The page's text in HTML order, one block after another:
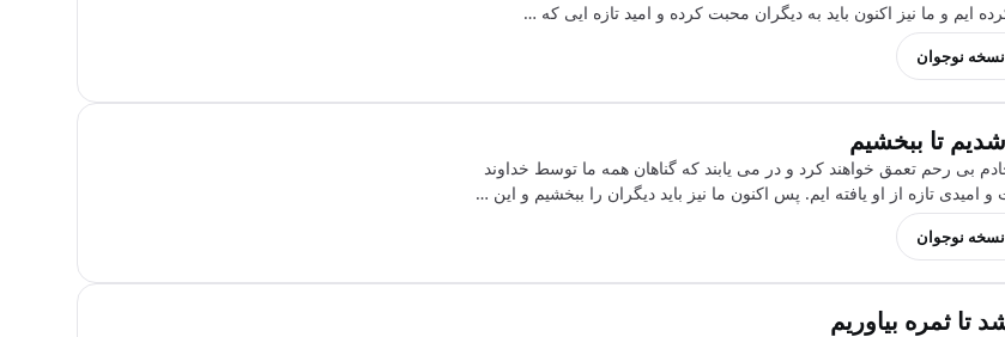
ایم و ما نیز اکنون باید به دیگران محبت کرده و امید تازه ایی که …
نسخه نوجوان
تا ببخشیم
بی رحم تعمق خواهند کرد و در می یابند که گناهان همه ما توسط خداوند
تازه از او یافته ایم. پس اکنون ما نیز باید دیگران را ببخشیم و این …
نسخه نوجوان
تا ثمره بیاوریم